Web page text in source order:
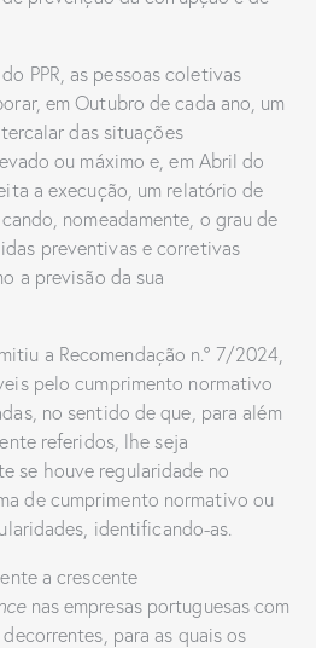
PPR, as pessoas coletivas
em Outubro de cada ano, um
das situações
ou máximo e, em Abril do
a execução, um relatório de
nomeadamente, o grau de
preventivas e corretivas
a previsão da sua
a Recomendação n.º 7/2024,
pelo cumprimento normativo
no sentido de que, para além
referidos, lhe seja
se houve regularidade no
de cumprimento normativo ou
identificando-as.
a crescente
nas empresas portuguesas com
para as quais os